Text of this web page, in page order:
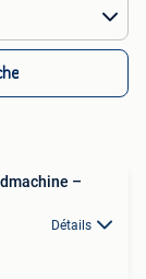
–
Détails